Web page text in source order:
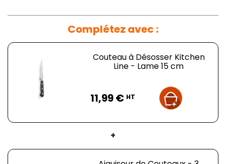
Complétez avec :
Couteau à Désosser Kitchen
Line - Lame 15 cm
11,99 € HT
+